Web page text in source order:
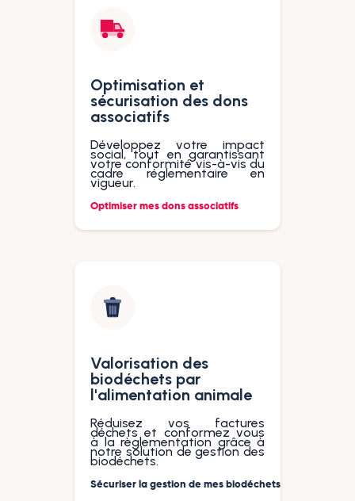
Optimisation et
sécurisation des dons
associatifs
Développez votre impact
social, tout en garantissant
votre conformité vis-à-vis du
cadre réglementaire en
vigueur.
Optimiser mes dons associatifs
Valorisation des
biodéchets par
l'alimentation animale
Réduisez vos factures
déchets et conformez vous
à la règlementation grâce à
notre solution de gestion des
biodéchets.
Sécuriser la gestion de mes biodéchets